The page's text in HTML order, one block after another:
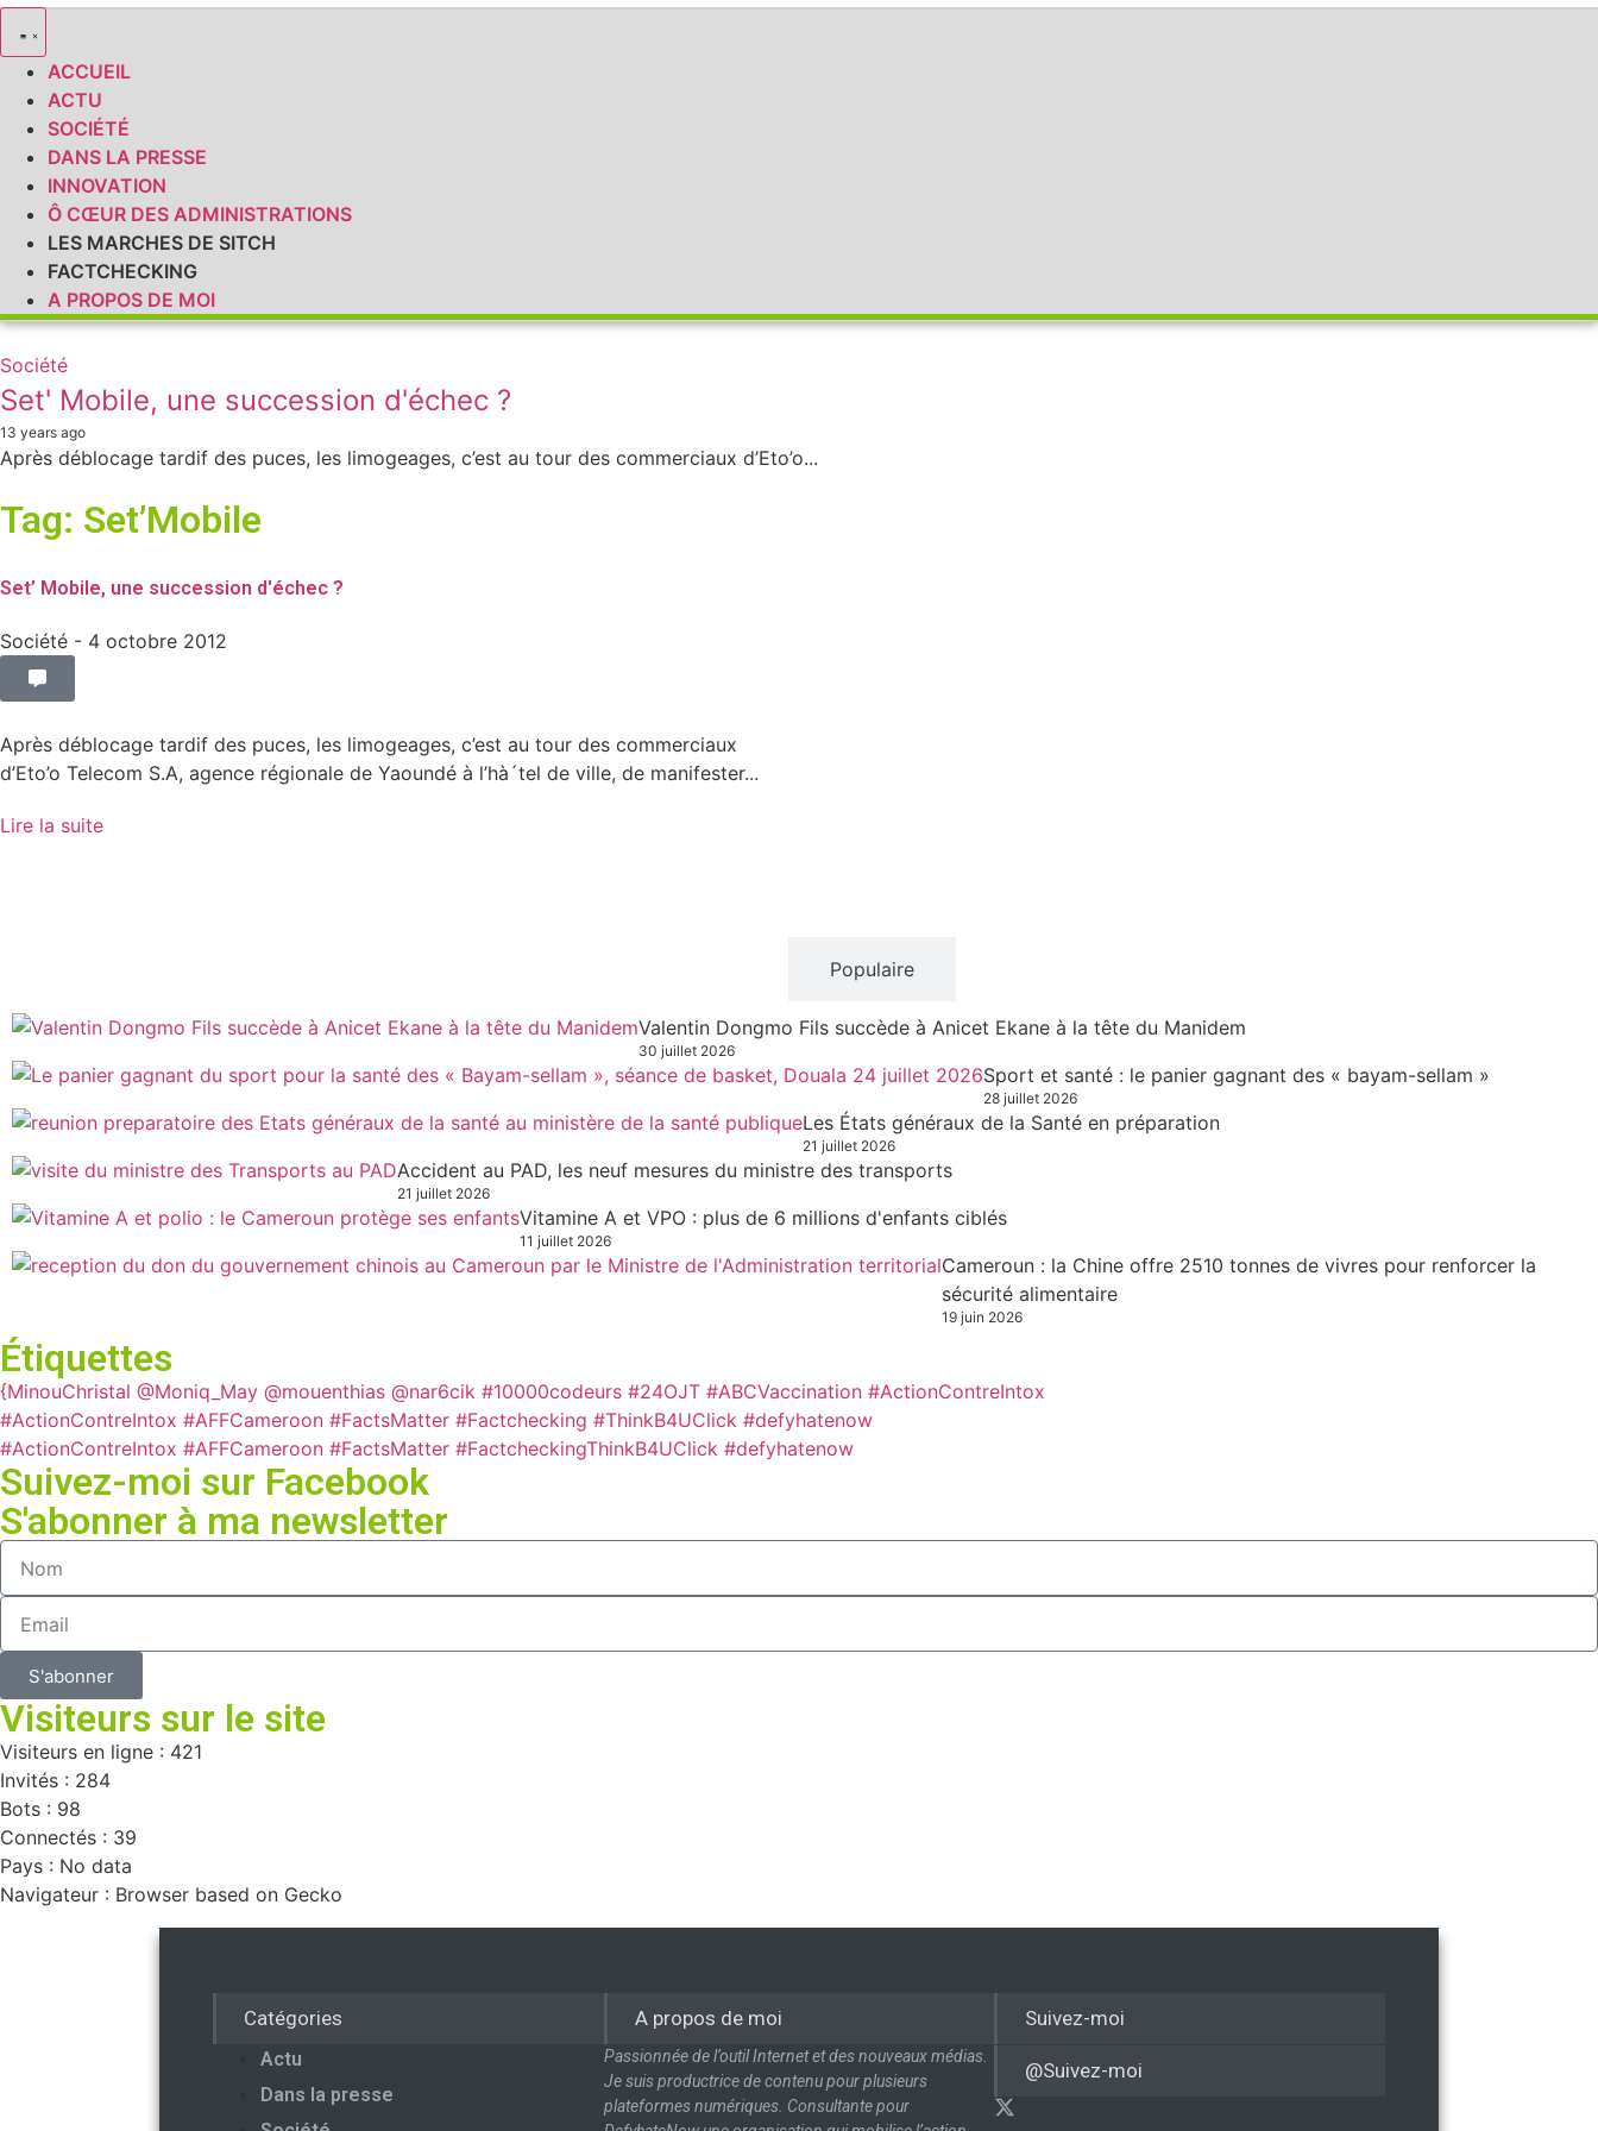
ACCUEIL
ACTU
SOCIÉTÉ
DANS LA PRESSE
INNOVATION
Ô CŒUR DES ADMINISTRATIONS
LES MARCHES DE SITCH
FACTCHECKING
A PROPOS DE MOI
Société
Set' Mobile, une succession d'échec ?
13 years ago
Après déblocage tardif des puces, les limogeages, c’est au tour des commerciaux d’Eto’o...
Tag: Set’Mobile
Set’ Mobile, une succession d'échec ?
Société - 4 octobre 2012
Après déblocage tardif des puces, les limogeages, c’est au tour des commerciaux
d’Eto’o Telecom S.A, agence régionale de Yaoundé à l’hà´tel de ville, de manifester...
Lire la suite
Populaire
Valentin Dongmo Fils succède à Anicet Ekane à la tête du Manidem
30 juillet 2026
Sport et santé : le panier gagnant des « bayam-sellam »
28 juillet 2026
Les États généraux de la Santé en préparation
21 juillet 2026
Accident au PAD, les neuf mesures du ministre des transports
21 juillet 2026
Vitamine A et VPO : plus de 6 millions d'enfants ciblés
11 juillet 2026
Cameroun : la Chine offre 2510 tonnes de vivres pour renforcer la
sécurité alimentaire
19 juin 2026
Étiquettes
{MinouChristal @Moniq_May @mouenthias @nar6cik #10000codeurs #24OJT #ABCVaccination #ActionContreIntox
#ActionContreIntox #AFFCameroon #FactsMatter #Factchecking #ThinkB4UClick #defyhatenow
#ActionContreIntox #AFFCameroon #FactsMatter #FactcheckingThinkB4UClick #defyhatenow
Suivez-moi sur Facebook
S'abonner à ma newsletter
S'abonner
Visiteurs sur le site
Visiteurs en ligne : 421
Invités : 284
Bots : 98
Connectés : 39
Pays : No data
Navigateur : Browser based on Gecko
Catégories
Actu
Dans la presse
A propos de moi
Passionnée de l’outil Internet et des nouveaux médias.
Je suis productrice de contenu pour plusieurs
plateformes numériques. Consultante pour
Suivez-moi
@Suivez-moi